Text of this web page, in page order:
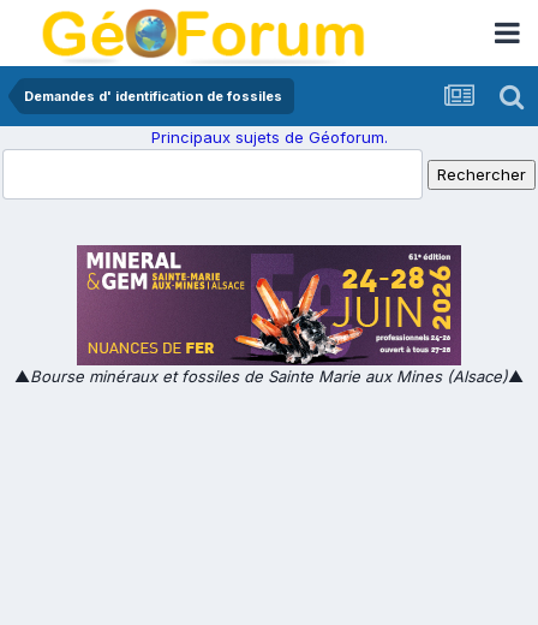
Demandes d' identification de fossiles
Principaux sujets de Géoforum.
▲Bourse minéraux et fossiles de Sainte Marie aux Mines (Alsace)▲